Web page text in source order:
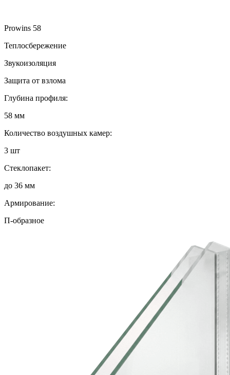
Prowins 58
Теплосбережение
Звукоизоляция
Защита от взлома
Глубина профиля:
58 мм
Количество воздушных камер:
3 шт
Стеклопакет:
до 36 мм
Армирование:
П-образное